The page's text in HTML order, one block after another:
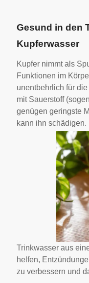
Gesund in den
Kupferwasser
Kupfer nimmt als
Funktionen im
unentbehrlich für
mit Sauerstoff
genügen geringste
kann ihn schädigen.
Trinkwasser aus
helfen,
zu verbessern und